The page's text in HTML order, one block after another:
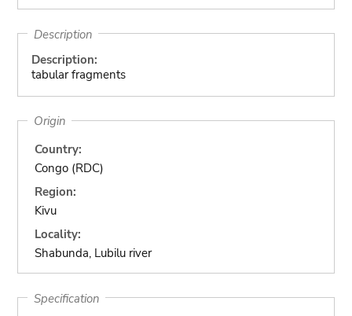
Description
Description:
tabular fragments
Origin
Country:
Congo (RDC)
Region:
Kivu
Locality:
Shabunda, Lubilu river
Specification